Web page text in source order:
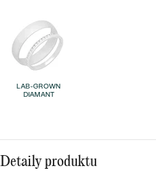
LAB-GROWN
DIAMANT
Detaily produktu